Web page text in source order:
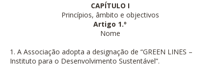
CAPÍTULO I
Princípios, âmbito e objectivos
Artigo 1.º
Nome
1. A Associação adopta a designação de “GREEN LINES –
Instituto para o Desenvolvimento Sustentável”.